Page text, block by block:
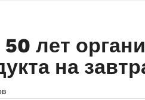
лет
на